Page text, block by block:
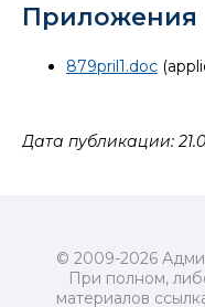
Приложения
879pril1.doc
Дата публикации:
© 2009-2026
При полном,
материалов